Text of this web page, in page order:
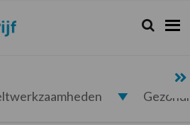
Zoeken...
Zoek